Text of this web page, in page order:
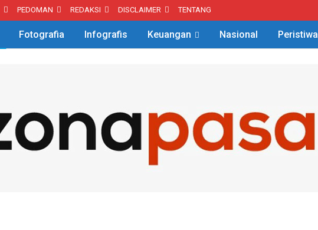
PEDOMAN REDAKSI DISCLAIMER TENTANG
Fotografia Infografis Keuangan Nasional Peristiwa